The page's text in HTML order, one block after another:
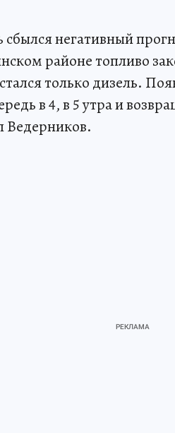
негативный
районе топливо
только дизель.
в 4, в 5 утра и
Ведерников.